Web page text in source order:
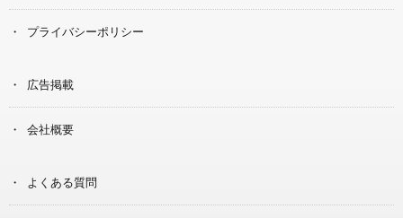
プライバシーポリシー
広告掲載
会社概要
よくある質問